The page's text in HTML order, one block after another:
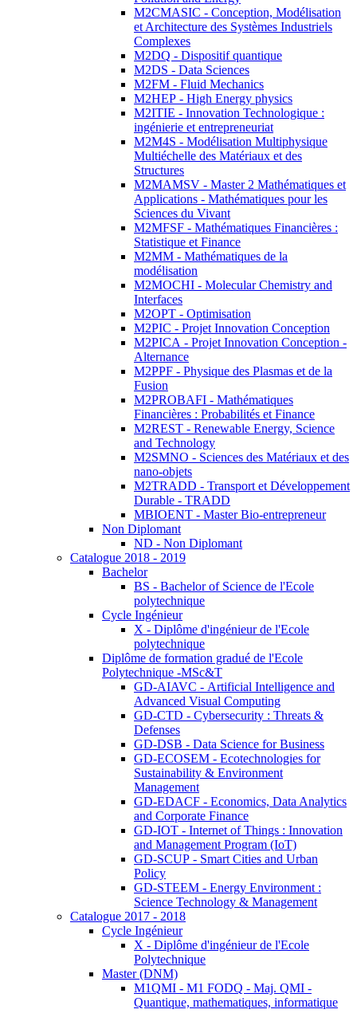
M2CMASIC - Conception, Modélisation
et Architecture des Systèmes Industriels
Complexes
M2DQ - Dispositif quantique
M2DS - Data Sciences
M2FM - Fluid Mechanics
M2HEP - High Energy physics
M2ITIE - Innovation Technologique :
ingénierie et entrepreneuriat
M2M4S - Modélisation Multiphysique
Multiéchelle des Matériaux et des
Structures
M2MAMSV - Master 2 Mathématiques et
Applications - Mathématiques pour les
Sciences du Vivant
M2MFSF - Mathématiques Financières :
Statistique et Finance
M2MM - Mathématiques de la
modélisation
M2MOCHI - Molecular Chemistry and
Interfaces
M2OPT - Optimisation
M2PIC - Projet Innovation Conception
M2PICA - Projet Innovation Conception -
Alternance
M2PPF - Physique des Plasmas et de la
Fusion
M2PROBAFI - Mathématiques
Financières : Probabilités et Finance
M2REST - Renewable Energy, Science
and Technology
M2SMNO - Sciences des Matériaux et des
nano-objets
M2TRADD - Transport et Développement
Durable - TRADD
MBIOENT - Master Bio-entrepreneur
Non Diplomant
ND - Non Diplomant
Catalogue 2018 - 2019
Bachelor
BS - Bachelor of Science de l'Ecole
polytechnique
Cycle Ingénieur
X - Diplôme d'ingénieur de l'Ecole
polytechnique
Diplôme de formation gradué de l'Ecole
Polytechnique -MSc&T
GD-AIAVC - Artificial Intelligence and
Advanced Visual Computing
GD-CTD - Cybersecurity : Threats &
Defenses
GD-DSB - Data Science for Business
GD-ECOSEM - Ecotechnologies for
Sustainability & Environment
Management
GD-EDACF - Economics, Data Analytics
and Corporate Finance
GD-IOT - Internet of Things : Innovation
and Management Program (IoT)
GD-SCUP - Smart Cities and Urban
Policy
GD-STEEM - Energy Environment :
Science Technology & Management
Catalogue 2017 - 2018
Cycle Ingénieur
X - Diplôme d'ingénieur de l'Ecole
Polytechnique
Master (DNM)
M1QMI - M1 FODQ - Maj. QMI -
Quantique, mathematiques, informatique